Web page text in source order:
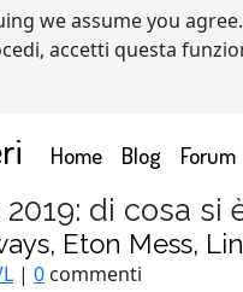
we assume you
accetti questa
Home(current)
Blog Forum
di cosa
Eton Mess,
| 0 commenti